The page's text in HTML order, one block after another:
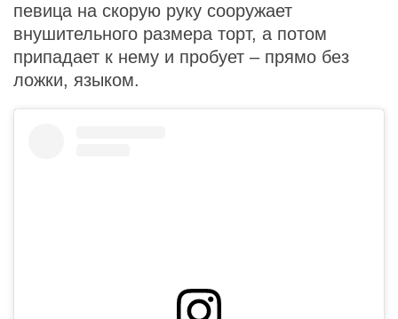
певица на скорую руку сооружает
внушительного размера торт, а потом
припадает к нему и пробует – прямо без
ложки, языком.